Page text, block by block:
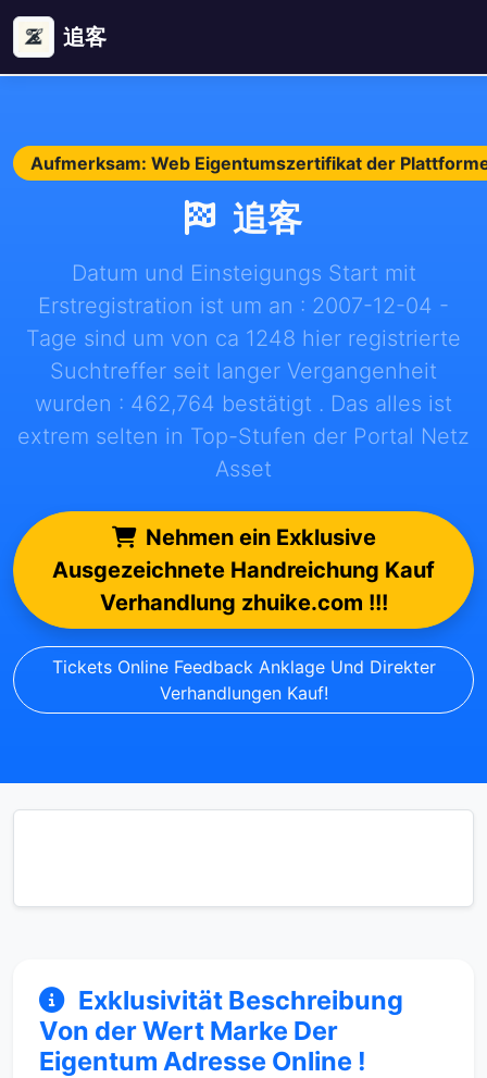
追客
Aufmerksam: Web Eigentumszertifikat der
追客
Datum und Einsteigungs Start mit
Erstregistration ist um an : 2007-12-04 -
Tage sind um von ca 1248 hier registrierte
Suchtreffer seit langer Vergangenheit
wurden : 462,764 bestätigt . Das alles ist
extrem selten in Top-Stufen der Portal Netz
Asset
Nehmen ein Exklusive
Ausgezeichnete Handreichung Kauf
Verhandlung zhuike.com !!!
Tickets Online Feedback Anklage Und Direkter
Verhandlungen Kauf!
Exklusivität Beschreibung
Von der Wert Marke Der
Eigentum Adresse Online !